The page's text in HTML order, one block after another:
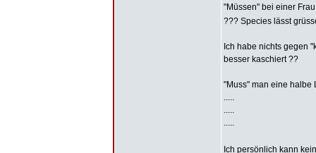
"Müssen" bei einer
??? Species lässt
Ich habe nichts gegen
besser kaschiert ??
"Muss" man eine halbe
.....
.....
.....
Ich persönlich kann